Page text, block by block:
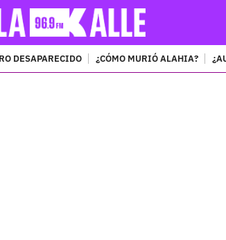
DESAPARECIDO ¿CÓMO MURIÓ ALAHIA?